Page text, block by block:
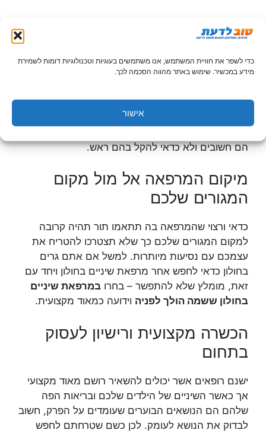
כדי לשפר את חוויית המשתמש, אנו משתמשים בעוגיות וטכנולוגיות דומות לשמירת
מידע במכשיר. שימוש באתר מהווה הסכמה לכך.
אישור
סוג הטיפול אל מול ההתמחות של
הרופא
רופאים שונים מתמחים בסוגים שונים של טיפולים ולכן
המתאים והמיטבי ביותר. כמו כן, יש לבדוק מהם חומרי
ההרדמה בהם נעשה שימוש, כיצד הם מותאמים לילדים
הם חשובים ולא כדאי להקל בהם ראש.
מיקום המרפאה אל מול מקום
המגורים שלכם
כדאי ורצוי שהמרפאה בה תתאמו תור תהיה קרובה
למקום המגורים שלכם כך שלא תצטרכו להטריח את
עצמכם עם נסיעות מיותרות. למשל אם אתם גרים
בחולון כדאי לחפש אחר מרפאת שיניים בחולון ויחד עם
זאת, מומלץ שלא להתפשר – בחרו במרפאת שיניים
בחולון ששמה הולך לפניה וידועה כמאוד מקצועית.
הכשרה מקצועית ורישיון לעסוק
בתחום
ישנם רופאים אשר יכולים להשאיר רושם מאוד מקצועי
אך כאשר השיניים של הילדים שלכם ובריאות הפה
שלהם הם הנושאים הבוערים שעומדים על הפרק, חשוב
לבדוק את הנושא לעומק. לכן כשם שטרחתם לחפש